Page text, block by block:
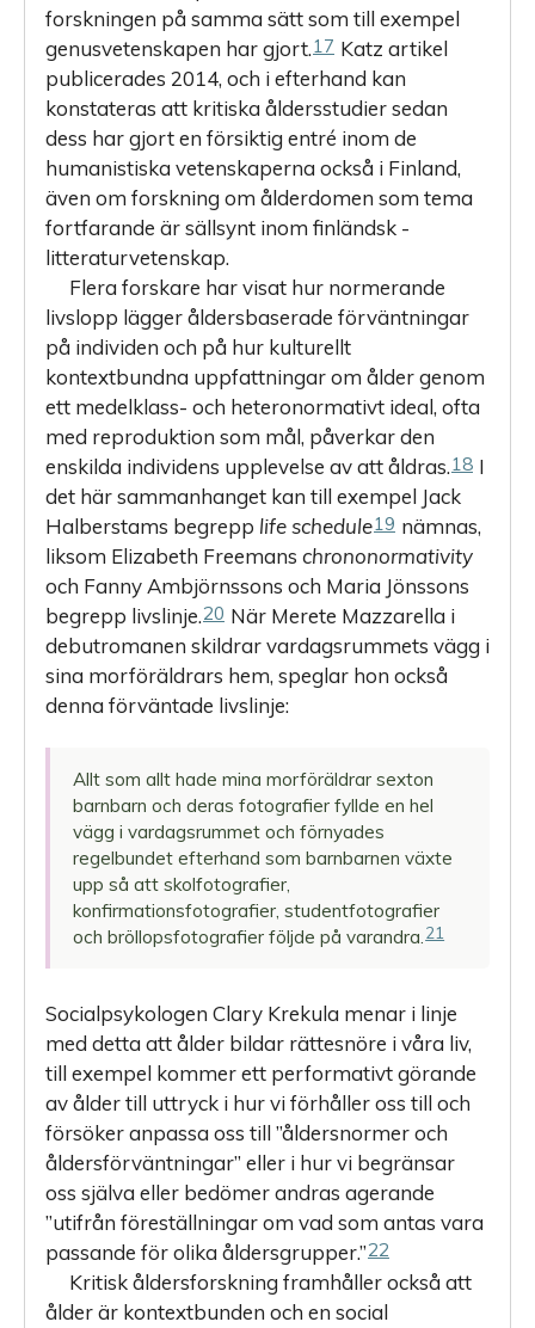
forskningen på samma sätt som till exempel
genusvetenskapen har gjort.17 Katz artikel
publicerades 2014, och i efterhand kan
konstateras att kritiska åldersstudier sedan
dess har gjort en försiktig entré inom de
humanistiska vetenskaperna också i Finland,
även om forskning om ålderdomen som tema
fortfarande är sällsynt inom finländsk ­
litteraturvetenskap.
Flera forskare har visat hur normerande
livslopp lägger åldersbaserade förväntningar
på individen och på hur kulturellt
kontextbundna uppfattningar om ålder genom
ett medelklass- och heteronormativt ideal, ofta
med reproduktion som mål, påverkar den
enskilda individens upplevelse av att åldras.18 I
det här sammanhanget kan till exempel Jack
Halberstams begrepp life schedule19 nämnas,
liksom Elizabeth Freemans chrononormativity
och Fanny Ambjörnssons och Maria Jönssons
begrepp livslinje.20 När Merete Mazzarella i
debutromanen skildrar vardagsrummets vägg i
sina morföräldrars hem, speglar hon också
denna förväntade livslinje:
Allt som allt hade mina morföräldrar sexton
barnbarn och deras fotografier fyllde en hel
vägg i vardagsrummet och förnyades
regelbundet efterhand som barnbarnen växte
upp så att skolfotografier,
konfirmationsfotografier, studentfotografier
och bröllopsfotografier följde på varandra. 21
Socialpsykologen Clary Krekula menar i linje
med detta att ålder bildar rättesnöre i våra liv,
till exempel kommer ett performativt görande
av ålder till uttryck i hur vi förhåller oss till och
försöker anpassa oss till ”åldersnormer och
åldersförväntningar” eller i hur vi begränsar
oss själva eller bedömer andras agerande
”utifrån föreställningar om vad som antas vara
passande för olika åldersgrupper.”22
Kritisk åldersforskning framhåller också att
ålder är kontextbunden och en social